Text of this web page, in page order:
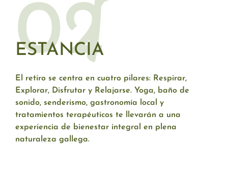
02
ESTANCIA
El retiro se centra en cuatro pilares: Respirar,
Explorar, Disfrutar y Relajarse. Yoga, baño de
sonido, senderismo, gastronomía local y
tratamientos terapéuticos te llevarán a una
experiencia de bienestar integral en plena
naturaleza gallega.